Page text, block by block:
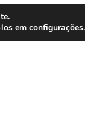
los emconfigurações.